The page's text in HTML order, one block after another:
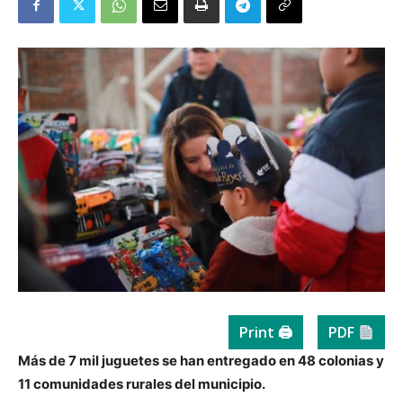
Print 🖨 PDF
Más de 7 mil juguetes se han entregado en 48 colonias y
11 comunidades rurales del municipio.